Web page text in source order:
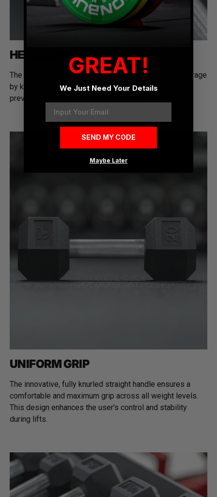
HEXAGON HEAD
The hexagon-shaped head design facilitates easy storage
by keeping the dumbbells in place. This shape also
prevents the dumbbells from rolling away during use.
UNIFORM GRIP
The innovative, fully knurled straight handle ensures a
comfortable and maximum grip across all weight levels.
This design enhances the user's control and stability
during lifts.
GREAT!
We Just Need Your Details
SEND MY CODE
Maybe Later